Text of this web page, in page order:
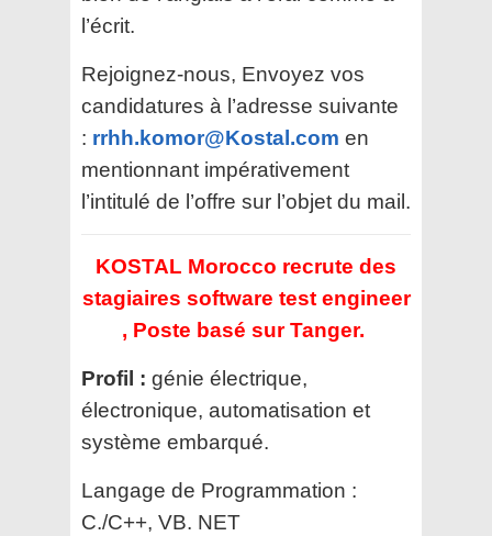
l’écrit.
Rejoignez-nous, Envoyez vos
candidatures à l’adresse suivante
: rrhh.komor@Kostal.com en
mentionnant impérativement
l’intitulé de l’offre sur l’objet du mail.
KOSTAL Morocco recrute des
stagiaires software test engineer
, Poste basé sur Tanger.
Profil : génie électrique,
électronique, automatisation et
système embarqué.
Langage de Programmation :
C./C++, VB. NET